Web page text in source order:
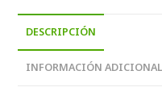
DESCRIPCIÓN
INFORMACIÓN ADICIONAL